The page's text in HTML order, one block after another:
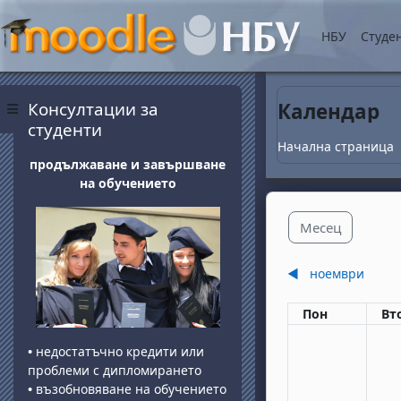
Прескочи на
Страничен панел
НБУ
Календар
Начална страница
Месец
◀︎ ноември
Понеделник
Пон
Блокове
Консултации за
студенти
продължаване и завършване
на обучението
• недостатъчно кредити или
проблеми с дипломирането
• възобновяване на обучението